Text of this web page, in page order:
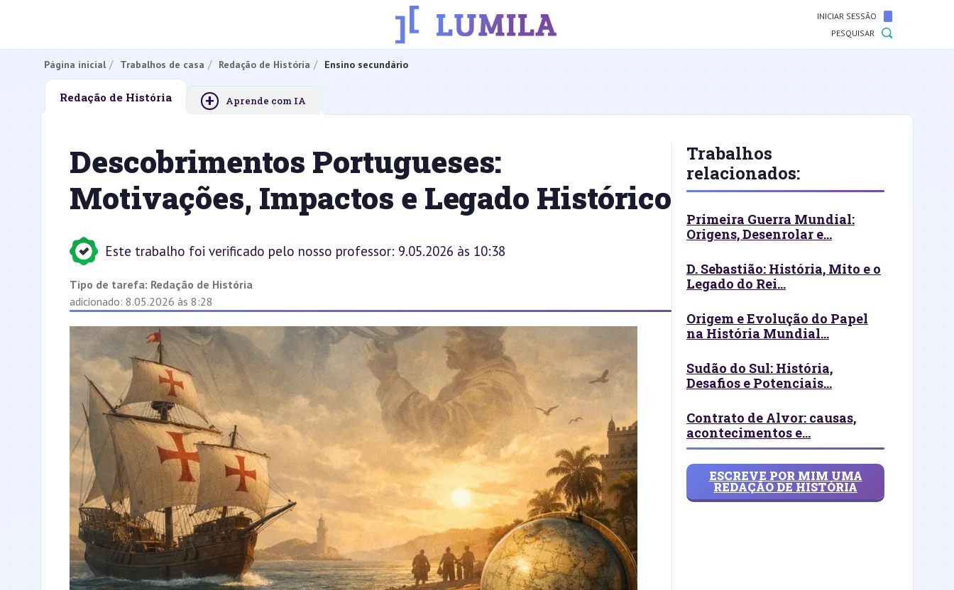
INICIAR SESSÃO
PESQUISAR
Página inicial Trabalhos de casa Redação de História Ensino secundário
Redação de História + Aprende com IA
Descobrimentos Portugueses:
Motivações, Impactos e Legado Histórico
Este trabalho foi verificado pelo nosso professor: 9.05.2026 às 10:38
Tipo de tarefa: Redação de História
adicionado: 8.05.2026 às 8:28
Trabalhos
relacionados:
Primeira Guerra Mundial:
Origens, Desenrolar e...
D. Sebastião: História, Mito e o
Legado do Rei...
Origem e Evolução do Papel
na História Mundial...
Sudão do Sul: História,
Desafios e Potenciais...
Contrato de Alvor: causas,
acontecimentos e...
ESCREVE POR MIM UMA
REDAÇÃO DE HISTÓRIA